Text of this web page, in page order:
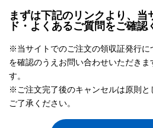
まずは下記のリンクより、当
ド・よくあるご質問をご確認
※当サイトでのご注文の領収証発行に
を確認のうえお問い合わせいただきま
す。
※ご注文完了後のキャンセルは原則と
ご了承ください。